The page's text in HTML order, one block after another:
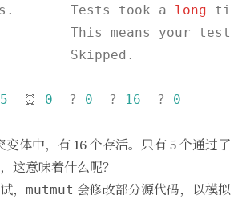
Tests took a long
This means your tests
Skipped.
5
  ⏰
0
  ?
0
  ?
16
  ?
0
变体中，有 16 个存活。只有 5 个通过了
这意味着什么呢？
， mutmut 会修改部分源代码，以模拟